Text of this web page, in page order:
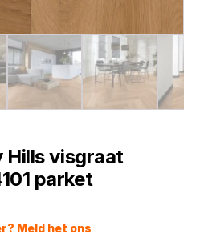
Hills visgraat
parket
Meld het ons